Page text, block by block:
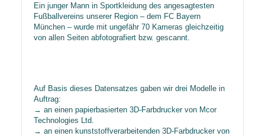
Ein junger Mann in Sportkleidung des angesagtesten
Fußballvereins unserer Region – dem FC Bayern
München – wurde mit ungefähr 70 Kameras gleichzeitig
von allen Seiten abfotografiert bzw. gescannt.
Auf Basis dieses Datensatzes gaben wir drei Modelle in
Auftrag:
→ an einen papierbasierten 3D-Farbdrucker von Mcor
Technologies Ltd.
→ an einen kunststoffverarbeitenden 3D-Farbdrucker von